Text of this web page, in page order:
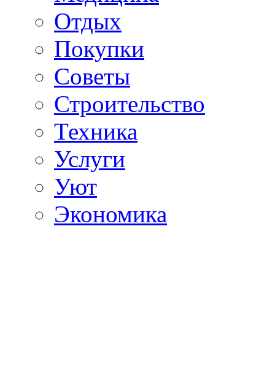
Отдых
Покупки
Советы
Строительство
Техника
Услуги
Уют
Экономика